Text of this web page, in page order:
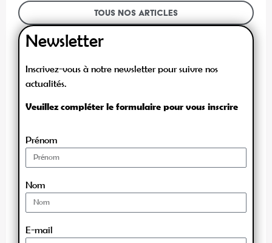
Tous nos articles
Newsletter
Inscrivez-vous à notre newsletter pour suivre nos
actualités.
Veuillez compléter le formulaire pour vous inscrire
Prénom
Nom
E-mail